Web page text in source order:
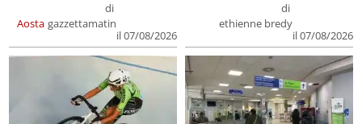
Aosta
di
gazzettamatin
il 07/08/2026
di
ethienne bredy
il 07/08/2026